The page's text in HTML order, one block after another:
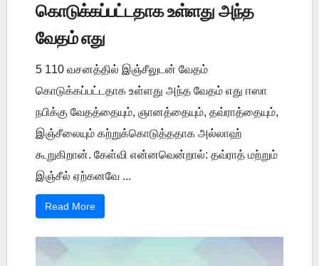
கொடுக்கப்பட்டதாக உள்ளது அந்த
வேதம் எது
5 110 வசனத்தில் இஞ்சீலுடன் வேதம்
கொடுக்கப்பட்டதாக உள்ளது அந்த வேதம் எது ஈஸா
நபிக்கு வேதத்தையும், ஞானத்தையும், தவ்ராத்தையும்,
இஞ்சீலையும் கற்றுக்கொடுத்ததாக அல்லாஹ்
கூறுகிறான். கேள்வி என்னவென்றால்: தவ்ராத் மற்றும்
இஞ்சீல் ஏற்கனவே ...
Read More